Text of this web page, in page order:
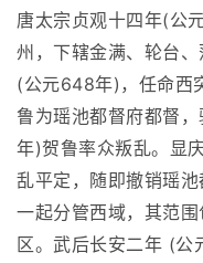
唐太宗贞观十四年(公
州，下辖金满、轮台
(公元648年)，任命西
鲁为瑶池都督府都督
年)贺鲁率众叛乱。显
乱平定，随即撤销瑶
一起分管西域，其范
区。武后长安二年 (公